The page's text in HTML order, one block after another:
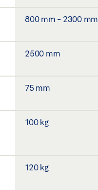
800 mm - 2300 mm
2500 mm
75 mm
100 kg
120 kg